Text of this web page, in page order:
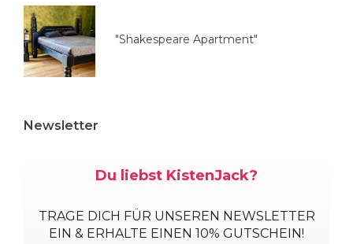
"Shakespeare Apartment"
Newsletter
Du liebst KistenJack?
TRAGE DICH FÜR UNSEREN NEWSLETTER
EIN & ERHALTE EINEN 10% GUTSCHEIN!